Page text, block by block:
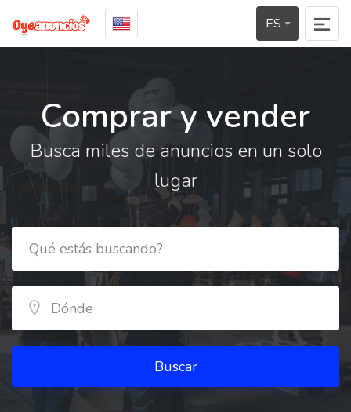
ES
Comprar y vender
Busca miles de anuncios en un solo
lugar
Buscar